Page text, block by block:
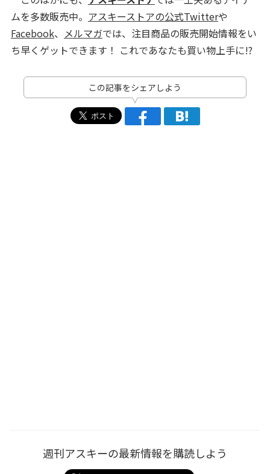
ムを多数販売中。 アスキーストアの公式Twitterや
Facebook、 メルマガでは、注目商品の販売開始情報をい
ち早くゲットできます！ これであなたも買い物上手に!?
この記事をシェアしよう
週刊アスキーの最新情報を購読しよう